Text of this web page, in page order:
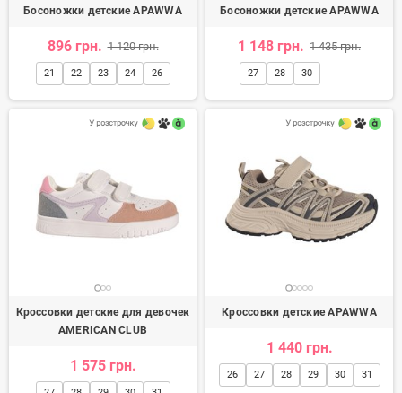
Босоножки детские APAWWA
896 грн. 1 120 грн.
21 22 23 24 26
Босоножки детские APAWWA
1 148 грн. 1 435 грн.
27 28 30
Кроссовки детские для девочек
AMERICAN CLUB
1 575 грн.
Кроссовки детские APAWWA
1 440 грн.
26 27 28 29 30 31